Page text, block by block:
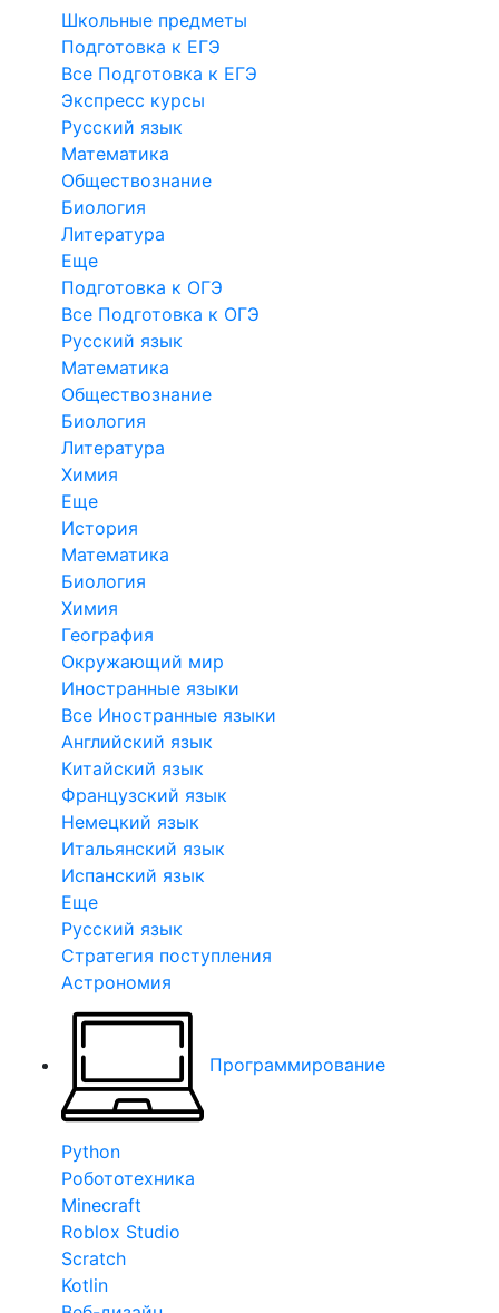
Школьные предметы
Подготовка к ЕГЭ
Все Подготовка к ЕГЭ
Экспресс курсы
Русский язык
Математика
Обществознание
Биология
Литература
Еще
Подготовка к ОГЭ
Все Подготовка к ОГЭ
Русский язык
Математика
Обществознание
Биология
Литература
Химия
Еще
История
Математика
Биология
Химия
География
Окружающий мир
Иностранные языки
Все Иностранные языки
Английский язык
Китайский язык
Французский язык
Немецкий язык
Итальянский язык
Испанский язык
Еще
Русский язык
Стратегия поступления
Астрономия
Программирование
Python
Робототехника
Minecraft
Roblox Studio
Scratch
Kotlin